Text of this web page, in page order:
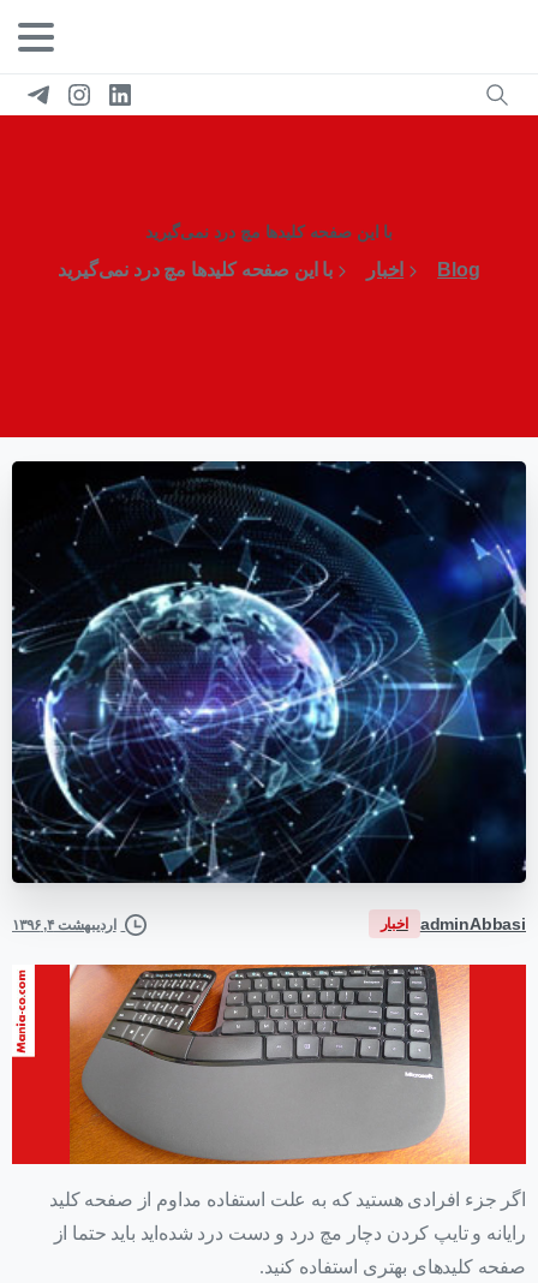
با این صفحه کلیدها مچ درد نمی‌گیرید
Blog اخبار با این صفحه کلیدها مچ درد نمی‌گیرید
adminAbbasi اخبار اردیبهشت ۴, ۱۳۹۶
اگر جزء افرادی هستید که به علت استفاده مداوم از صفحه کلید
رایانه و تایپ کردن دچار مچ درد و دست درد شده‌اید باید حتما از
صفحه کلیدهای بهتری استفاده کنید.